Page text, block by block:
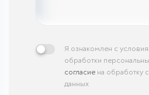
Я ознакомлен с
обработки
согласие на обработку
данных